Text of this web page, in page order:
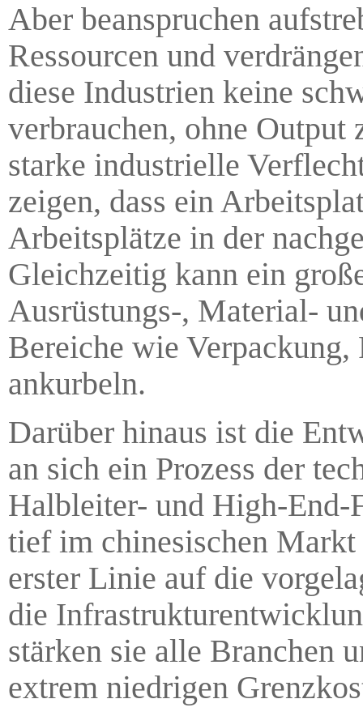
Aber beanspruchen
Ressourcen und
diese Industrien keine
verbrauchen, ohne Output
starke industrielle
zeigen, dass ein
Arbeitsplätze in der
Gleichzeitig kann ein
Ausrüstungs-, Material-
Bereiche wie
ankurbeln.
Darüber hinaus ist die
an sich ein Prozess der
Halbleiter- und High-End-
tief im chinesischen
erster Linie auf die
die
stärken sie alle Branchen
extrem niedrigen